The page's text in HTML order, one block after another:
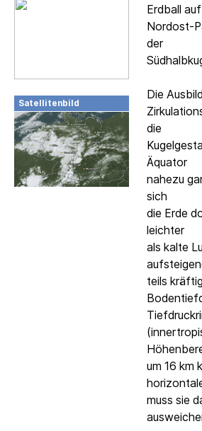
Satellitenbild
Erdball
Nordost-
der
Die
die
Äquator
nahezu
sich
die Erde
leichter
als kalte
teils
um 16 km
muss sie